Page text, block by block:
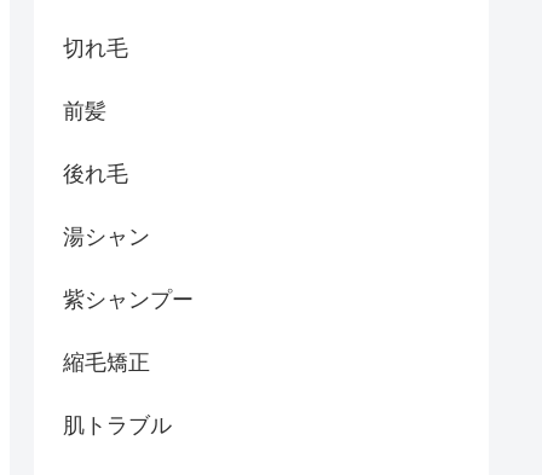
切れ毛
前髪
後れ毛
湯シャン
紫シャンプー
縮毛矯正
肌トラブル